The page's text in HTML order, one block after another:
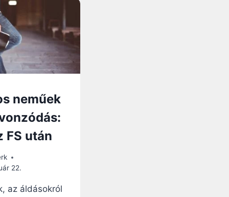
neműek
FS után
22.
az áldásokról